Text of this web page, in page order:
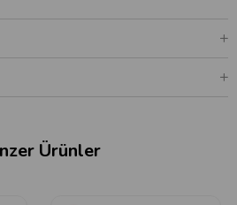
Ürünler